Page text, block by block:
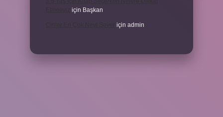
için Başkan
için admin